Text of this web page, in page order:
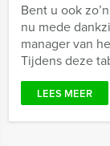
Bent u ook
nu mede
manager van
Tijdens deze
LEES MEER